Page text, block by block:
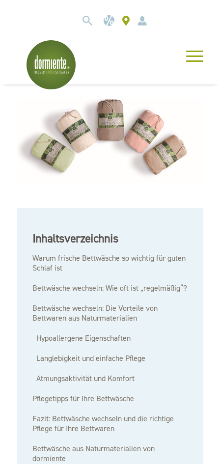
Inhaltsverzeichnis
Warum frische Bettwäsche so wichtig für guten
Schlaf ist
Bettwäsche wechseln: Wie oft ist „regelmäßig“?
Bettwäsche wechseln: Die Vorteile von
Bettwaren aus Naturmaterialien
Hypoallergene Eigenschaften
Langlebigkeit und einfache Pflege
Atmungsaktivität und Komfort
Pflegetipps für Ihre Bettwäsche
Fazit: Bettwäsche wechseln und die richtige
Pflege für Ihre Bettwaren
Bettwäsche aus Naturmaterialien von
dormiente